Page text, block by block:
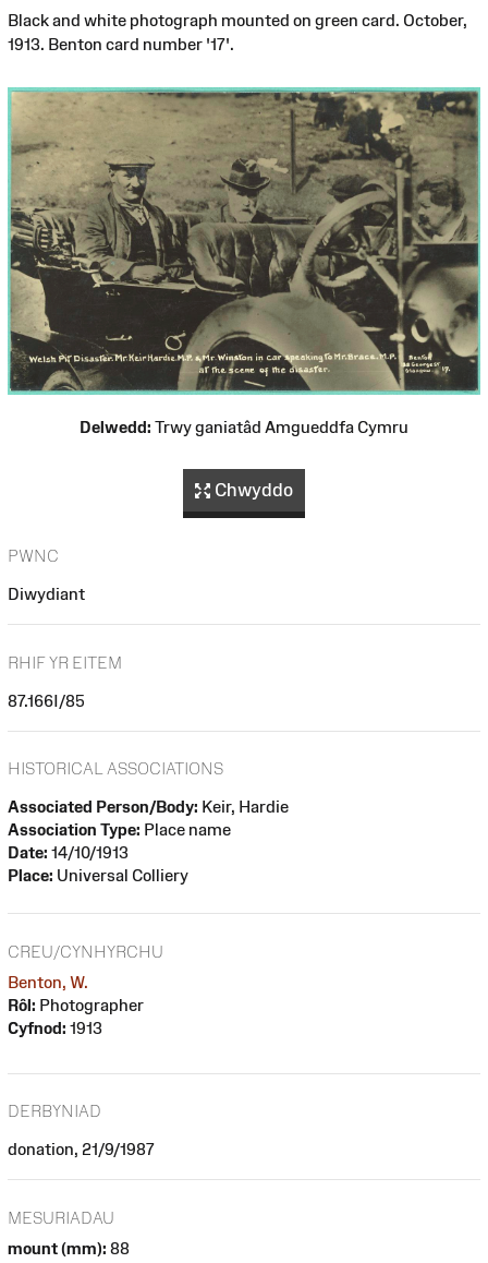
Black and white photograph mounted on green card. October,
1913. Benton card number '17'.
Delwedd: Trwy ganiatâd Amgueddfa Cymru
Chwyddo
PWNC
Diwydiant
RHIF YR EITEM
87.166I/85
HISTORICAL ASSOCIATIONS
Associated Person/Body: Keir, Hardie
Association Type: Place name
Date: 14/10/1913
Place: Universal Colliery
CREU/CYNHYRCHU
Benton, W.
Rôl: Photographer
Cyfnod: 1913
DERBYNIAD
donation, 21/9/1987
MESURIADAU
mount (mm): 88